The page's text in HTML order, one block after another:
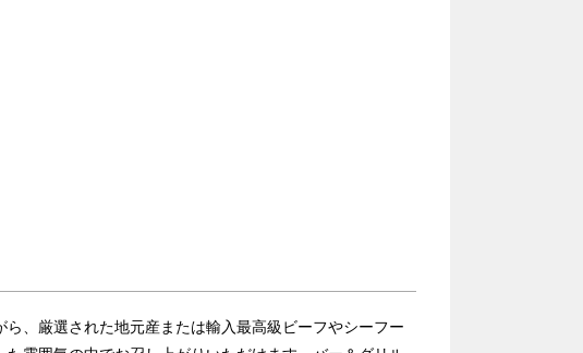
、厳選された地元産または輸入最高級ビーフやシーフー